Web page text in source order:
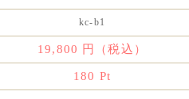
kc-b1
19,800 円（税込）
180 Pt